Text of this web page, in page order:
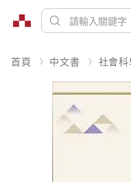
首頁 中文書 社會科